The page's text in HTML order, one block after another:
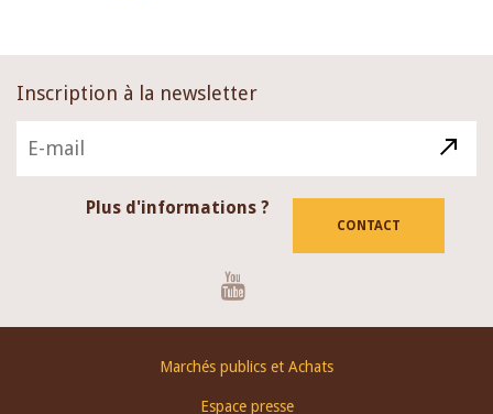
Inscription à la newsletter
Plus d'informations ?
CONTACT
Marchés publics et Achats
Espace presse